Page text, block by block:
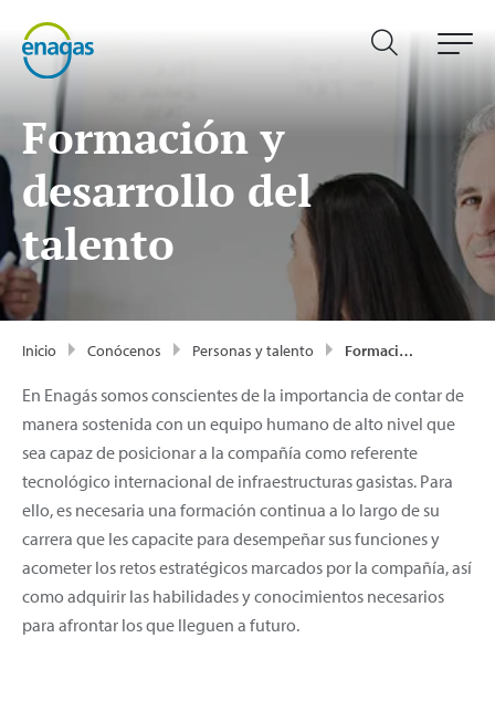
Formación y
desarrollo del
talento
Inicio Conócenos Personas y talento Formación y desarrollo del talento
En Enagás somos conscientes de la importancia de contar de
manera sostenida con un equipo humano de alto nivel que
sea capaz de posicionar a la compañía como referente
tecnológico internacional de infraestructuras gasistas. Para
ello, es necesaria una formación continua a lo largo de su
carrera que les capacite para desempeñar sus funciones y
acometer los retos estratégicos marcados por la compañía, así
como adquirir las habilidades y conocimientos necesarios
para afrontar los que lleguen a futuro.